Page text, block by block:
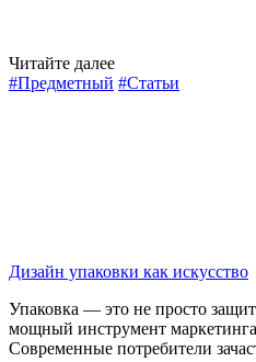
Читайте далее
#Предметный #Статьи
Дизайн упаковки как искусство
Упаковка — это не просто
мощный инструмент
Современные потребители